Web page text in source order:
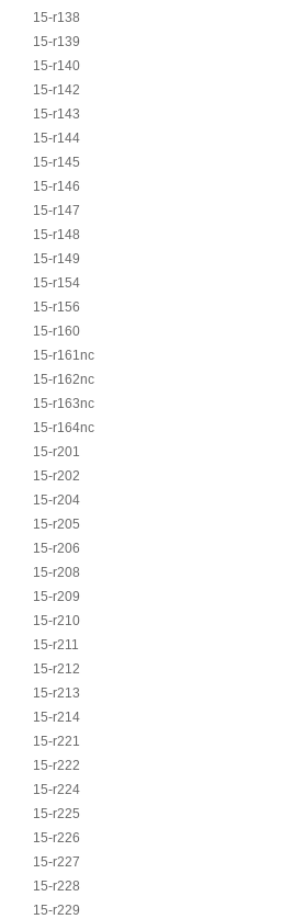
15-r138
15-r139
15-r140
15-r142
15-r143
15-r144
15-r145
15-r146
15-r147
15-r148
15-r149
15-r154
15-r156
15-r160
15-r161nc
15-r162nc
15-r163nc
15-r164nc
15-r201
15-r202
15-r204
15-r205
15-r206
15-r208
15-r209
15-r210
15-r211
15-r212
15-r213
15-r214
15-r221
15-r222
15-r224
15-r225
15-r226
15-r227
15-r228
15-r229